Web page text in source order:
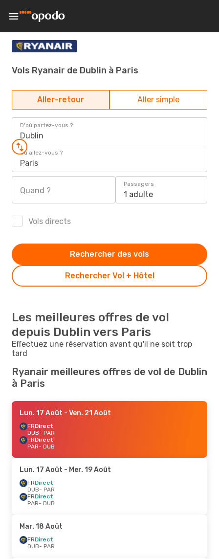
Vols Ryanair de Dublin à Paris
Aller-retour Aller simple
D'où partez-vous ?
Dublin
Où allez-vous ?
Paris
Quand ?
Passagers
1 adulte
Vols directs
Rechercher Vol + Hôtel
Rechercher des vols
Les meilleures offres de vol
depuis Dublin vers Paris
Effectuez une réservation avant qu'il ne soit trop
tard
Ryanair meilleures offres de vol de Dublin
à Paris
Lun. 17 Août - Ven. 21 Août
FRDirect
DUB- PAR
FRDirect
PAR- DUB
Lun. 17 Août - Mer. 19 Août
FRDirect
DUB- PAR
FRDirect
PAR- DUB
Mar. 18 Août
FRDirect
DUB- PAR